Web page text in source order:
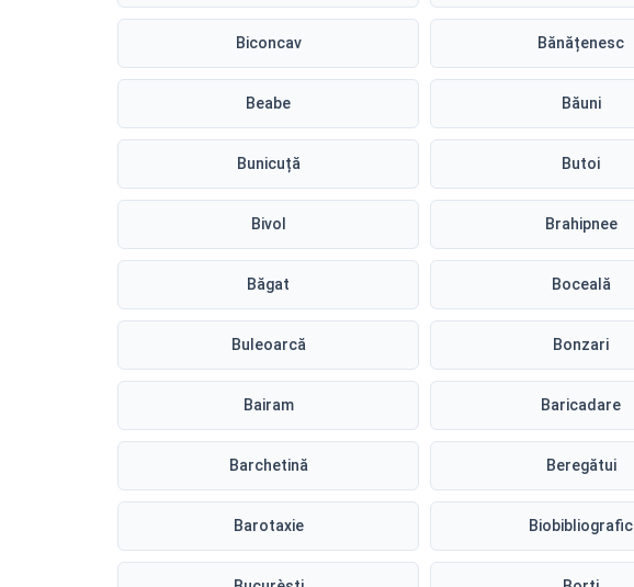
Biconcav Bănățenesc
Beabe Băuni
Bunicuță Butoi
Bivol Brahipnee
Băgat Boceală
Buleoarcă Bonzari
Bairam Baricadare
Barchetină Beregătui
Barotaxie Biobibliografic